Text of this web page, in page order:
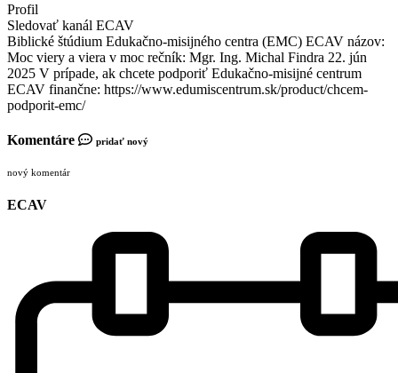
Profil
Sledovať kanál ECAV
Biblické štúdium Edukačno-misijného centra (EMC) ECAV názov:
Moc viery a viera v moc rečník: Mgr. Ing. Michal Findra 22. jún
2025 V prípade, ak chcete podporiť Edukačno-misijné centrum
ECAV finančne: https://www.edumiscentrum.sk/product/chcem-
podporit-emc/
Komentáre pridať nový
nový komentár
ECAV